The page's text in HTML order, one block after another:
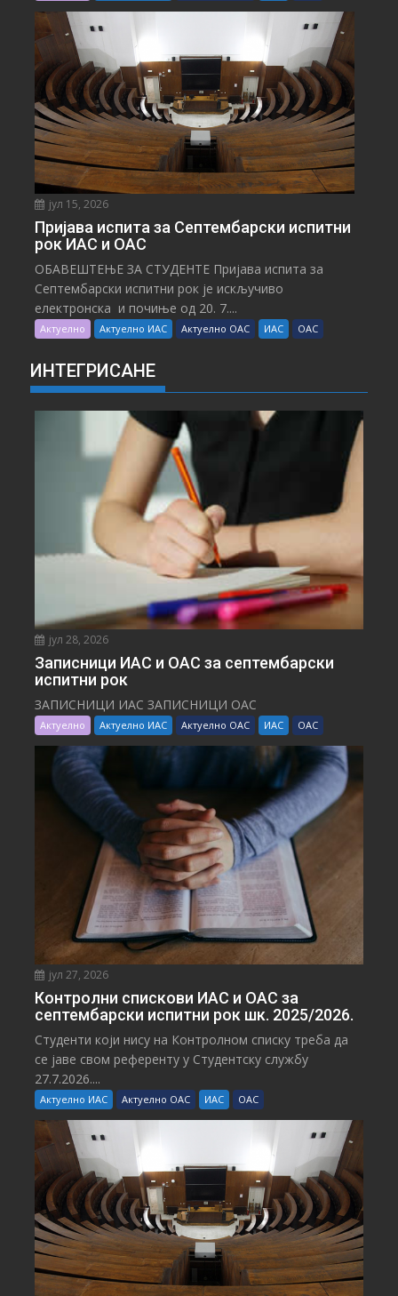
јул 15, 2026
Пријава испита за Септембарски испитни
рок ИАС и ОАС
ОБАВЕШТЕЊЕ ЗА СТУДЕНТЕ Пријава испита за
Септембарски испитни рок је искључиво
електронска и почиње од 20. 7....
Актуелно Актуелно ИАС Актуелно ОАС ИАС ОАС
ИНТЕГРИСАНЕ
јул 28, 2026
Записници ИАС и ОАС за септембарски
испитни рок
ЗАПИСНИЦИ ИАС ЗАПИСНИЦИ ОАС
Актуелно Актуелно ИАС Актуелно ОАС ИАС ОАС
јул 27, 2026
Контролни спискови ИАС и ОАС за
септембарски испитни рок шк. 2025/2026.
Студенти који нису на Контролном списку треба да
се јаве свом референту у Студентску службу
27.7.2026....
Актуелно ИАС Актуелно ОАС ИАС ОАС